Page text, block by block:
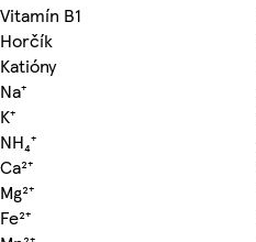
Vitamín B1
Horčík
Katióny
Na⁺
K⁺
NH₄⁺
Ca²⁺
Mg²⁺
Fe²⁺